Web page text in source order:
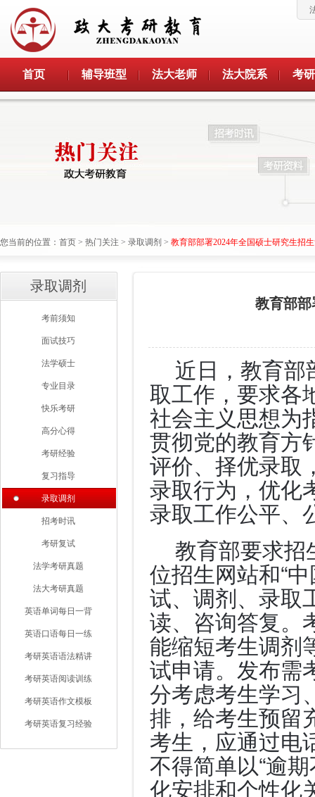
首页 辅导班型 法大老师 法大院系 考
您当前的位置： 首页 > 热门关注 > 录取调剂 > 教育部部署2024年全国硕士研究生招
录取调剂
考前须知
面试技巧
法学硕士
专业目录
快乐考研
高分心得
考研经验
复习指导
录取调剂
招考时讯
考研复试
法学考研真题
法大考研真题
英语单词每日一背
英语口语每日一练
考研英语语法精讲
考研英语阅读训练
考研英语作文模板
考研英语复习经验
教育部部
近日，教育
取工作，要求各
社会主义思想为
贯彻党的教育方
评价、择优录取
录取行为，优化
录取工作公平、
教育部要求招
位招生网站和“
试、调剂、录取
读、咨询答复。
能缩短考生调剂
试申请。发布需
分考虑考生学习
排，给考生预留
考生，应通过电
不得简单以“逾
化安排和个性化